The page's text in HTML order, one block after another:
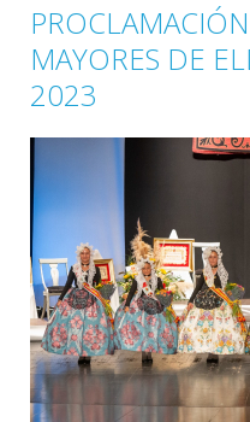
MAYORES DE
2023